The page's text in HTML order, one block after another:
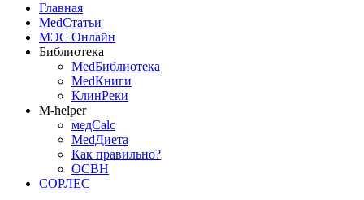
Главная
MedСтатьи
МЭС Онлайн
Библиотека
MedБиблиотека
MedКниги
КлинРеки
M-helper
медCalc
MedДиета
Как правильно?
ОСВН
СОРЛЕС